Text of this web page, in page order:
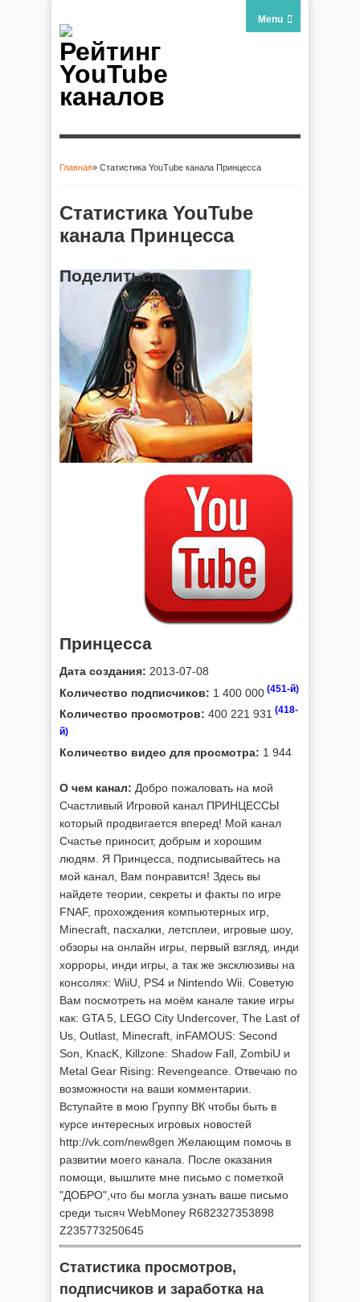
Рейтинг
YouTube
каналов
Menu
Главная» Статистика YouTube канала Принцесса
Статистика YouTube
канала Принцесса
Поделиться
Принцесса
Дата создания: 2013-07-08
Количество подписчиков: 1 400 000 (451-й)
Количество просмотров: 400 221 931 (418-
й)
Количество видео для просмотра: 1 944
О чем канал: Добро пожаловать на мой
Счастливый Игровой канал ПРИНЦЕССЫ
который продвигается вперед! Мой канал
Счастье приносит, добрым и хорошим
людям. Я Принцесса, подписывайтесь на
мой канал, Вам понравится! Здесь вы
найдете теории, секреты и факты по игре
FNAF, прохождения компьютерных игр,
Minecraft, пасхалки, летсплеи, игровые шоу,
обзоры на онлайн игры, первый взгляд, инди
хорроры, инди игры, а так же эксклюзивы на
консолях: WiiU, PS4 и Nintendo Wii. Советую
Вам посмотреть на моём канале такие игры
как: GTA 5, LEGO City Undercover, The Last of
Us, Outlast, Minecraft, inFAMOUS: Second
Son, KnacK, Killzone: Shadow Fall, ZombiU и
Metal Gear Rising: Revengeance. Отвечаю по
возможности на ваши комментарии.
Вступайте в мою Группу ВК чтобы быть в
курсе интересных игровых новостей
http://vk.com/new8gen Желающим помочь в
развитии моего канала. После оказания
помощи, вышлите мне письмо с пометкой
"ДОБРО",что бы могла узнать ваше письмо
среди тысяч WebMoney R682327353898
Z235773250645
Статистика просмотров,
подписчиков и заработка на